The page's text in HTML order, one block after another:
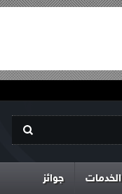
الخدمات جوائز